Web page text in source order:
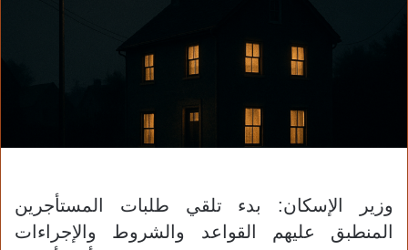
وزير الإسكان: بدء تلقي طلبات المستأجرين
المنطبق عليهم القواعد والشروط والإجراءات